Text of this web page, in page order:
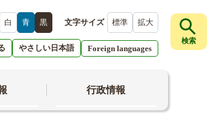
白 青 黒 文字サイズ 標準 拡大
やさしい日本語 Foreign languages
検索
行政情報